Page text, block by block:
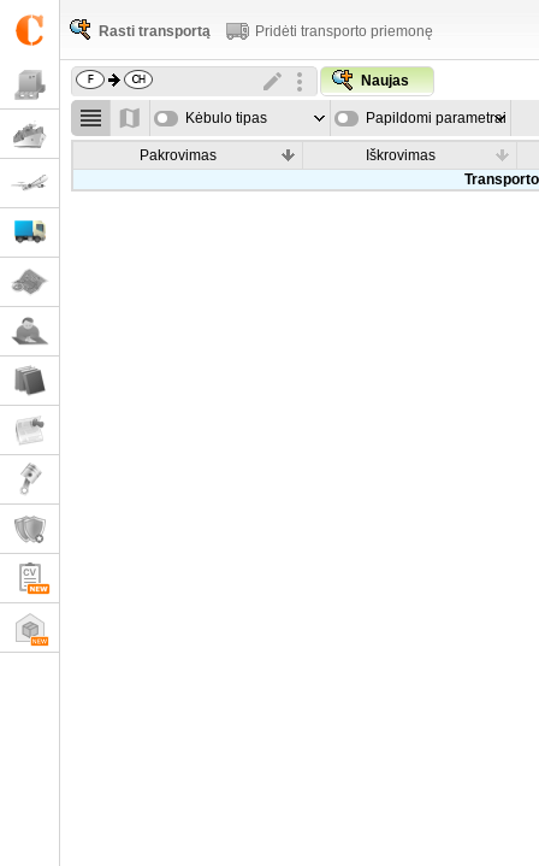
Rasti transportą Pridėti transporto priemonę
Naujas
Kėbulo tipas Papildomi parametrai
Pakrovimas
Iškrovimas